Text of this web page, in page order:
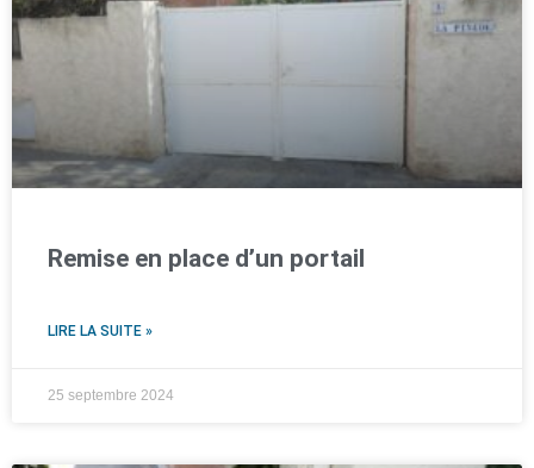
Remise en place d’un portail
LIRE LA SUITE »
25 septembre 2024